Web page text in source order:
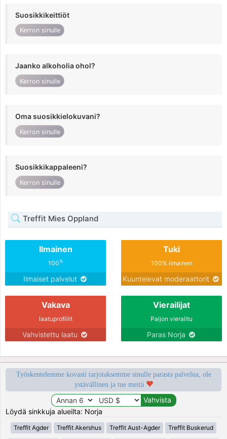
Suosikkikeittiöt
Kerron sinulle
Jaanko alkoholia ohol?
Kerron sinulle
Oma suosikkielokuvani?
Kerron sinulle
Suosikkikappaleeni?
Kerron sinulle
Treffit Mies Oppland
Ilmainen
100%
Ilmaiset palvelut
Tuki
100% ilmainen
Kuuntelevat moderaattorit
Vakava
laatuprofiilit
Vahvistettu laatu
Vierailijat
Paljon vierailtu
Paras Norja
Työskentelemme kovasti tarjotaksemme sinulle parasta palvelua, ole
ystävällinen ja tue meitä
Löydä sinkkuja alueilta: Norja
Treffit Agder Treffit Akershus Treffit Aust-Agder Treffit Buskerud